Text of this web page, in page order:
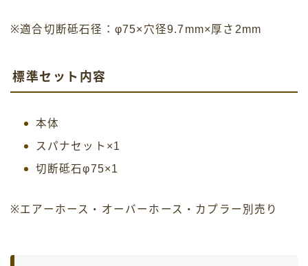
※適合切断砥石径：φ75×穴径9.7mm×厚さ2mm
標準セット内容
本体
スパナセット×1
切断砥石φ75×1
※エアーホース・オーバーホース・カプラー別売り